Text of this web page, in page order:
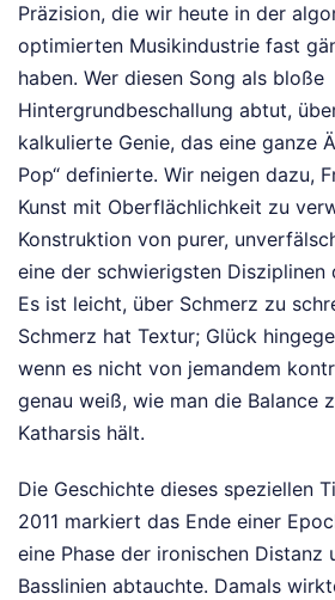
Präzision, die wir heute in der
optimierten Musikindustrie fast
haben. Wer diesen Song als bloße
Hintergrundbeschallung abtut,
kalkulierte Genie, das eine ganze
Pop“ definierte. Wir neigen dazu,
Kunst mit Oberflächlichkeit zu
Konstruktion von purer,
eine der schwierigsten Disziplinen
Es ist leicht, über Schmerz zu
Schmerz hat Textur; Glück
wenn es nicht von jemandem
genau weiß, wie man die Balance
Katharsis hält.
Die Geschichte dieses speziellen
2011 markiert das Ende einer
eine Phase der ironischen Distanz
Basslinien abtauchte. Damals